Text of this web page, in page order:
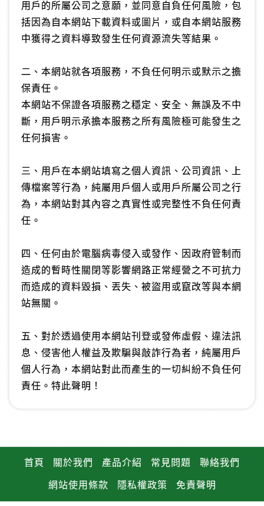
用戶的所屬公司之意願，並同意自負任何風險，包
括因為自本網站下載資料或圖片，或自本網站服務
中獲得之資料導致發生任何資源流失等結果。
二、本網站就各項服務，不負任何明示或默示之擔
保責任。
本網站不保證各項服務之穩定、安全、無誤及不中
斷，用戶明示承擔本服務之所有風險極可能發生之
任何損害。
三、用戶在本網站填寫之個人資訊、公司資訊、上
傳檔案等行為，純屬用戶個人或用戶所屬公司之行
為，本網站對其內容之真實性或完整性不負任何責
任。
四、任何由於電腦病毒侵入或發作、因政府管制而
造成的暫時性關閉等影響網路正常經營之不可抗力
而造成的資料毀損、丟失、被盜用或竄改等與本網
站無關。
五、對於透過使用本網站刊登或發佈虛假、違法訊
息、侵害他人權益及欺騙與敲詐行為者，純屬用戶
個人行為，本網站對此而產生的一切糾紛不負任何
責任。特此聲明！
首頁 關於我們 產品介紹 常見問題 聯絡我們
網站使用條款 隱私權政策 免責聲明